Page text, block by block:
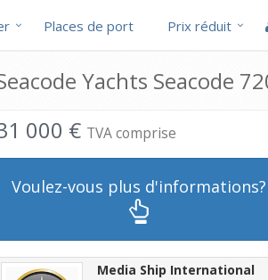
Places de port Prix réduit
Yachts Seacode
000 € TVA comprise
Voulez-vous plus d'informations?
Media Ship International